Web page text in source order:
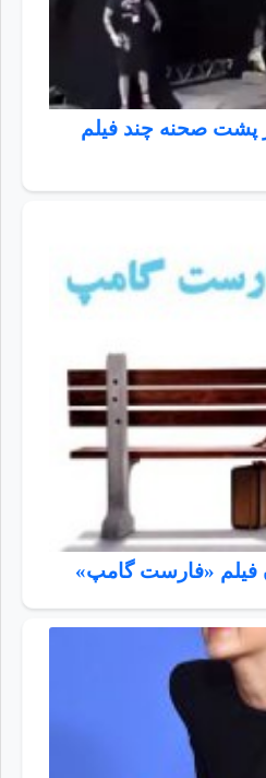
پشت صحنه چند فیلم
فیلم «فارست گامپ»